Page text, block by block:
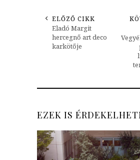
ELŐZŐ CIKK
Eladó Margit
hercegnő art deco
karkötője
EZEK IS